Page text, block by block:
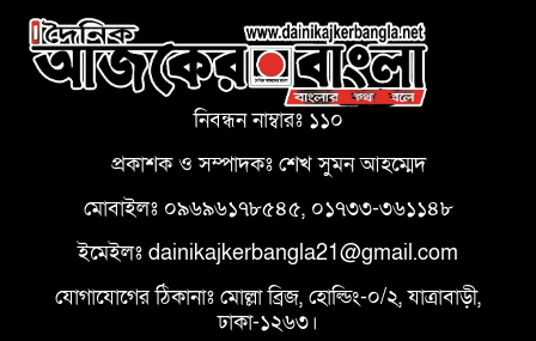
নিবন্ধন নাম্বারঃ ১১০
প্রকাশক ও সম্পাদকঃ শেখ সুমন আহম্মেদ
মোবাইলঃ ০৯৬৯৬১৭৮৫৪৫, ০১৭৩৩-৩৬১১৪৮
ইমেইলঃ dainikajkerbangla21@gmail.com
যোগাযোগের ঠিকানাঃ মোল্লা ব্রিজ, হোল্ডিং-০/২, যাত্রাবাড়ী,
ঢাকা-১২৬৩।